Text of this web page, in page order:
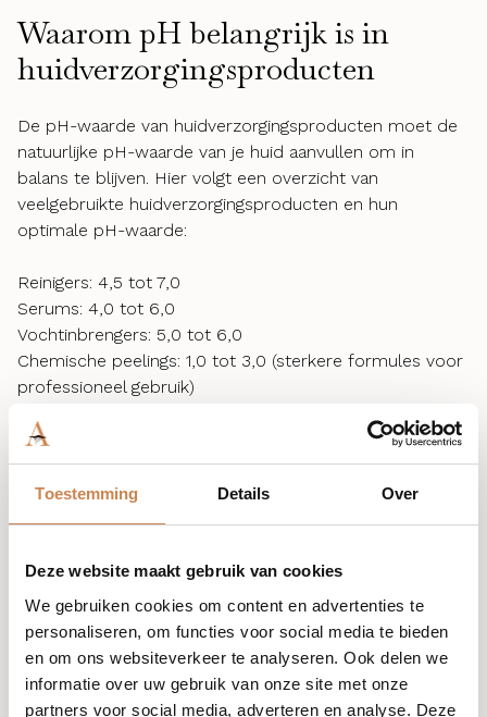
Toestemming Details Over
Deze website maakt gebruik van cookies
We gebruiken cookies om content en advertenties te
personaliseren, om functies voor social media te bieden
en om ons websiteverkeer te analyseren. Ook delen we
informatie over uw gebruik van onze site met onze
partners voor social media, adverteren en analyse. Deze
Waarom pH belangrijk is in
huidverzorgingsproducten
De pH-waarde van huidverzorgingsproducten moet de
natuurlijke pH-waarde van je huid aanvullen om in
balans te blijven. Hier volgt een overzicht van
veelgebruikte huidverzorgingsproducten en hun
optimale pH-waarde:
Reinigers: 4,5 tot 7,0
Serums: 4,0 tot 6,0
Vochtinbrengers: 5,0 tot 6,0
Chemische peelings: 1,0 tot 3,0 (sterkere formules voor
professioneel gebruik)
Wanneer de pH van een product te zuur of te alkalisch
is, kan dit het natuurlijke evenwicht van de huid
verstoren. Sterk alkalische producten (pH 8 of hoger) of
waardoor ze vatbaarder wordt voor aandoeningen zoals
roodheid, eczeem of acne. Aan de andere kant zijn
producten die dichter bij de natuurlijke pH-waarde van
je huid liggen – tussen 5,0 en 5,5 – beter geschikt om je
huid gezond te houden, vocht vast te houden en je
zuurmantel in stand te houden.